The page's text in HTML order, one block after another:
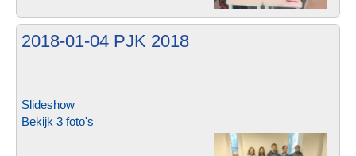
2018-01-04 PJK 2018
Slideshow
Bekijk 3 foto's